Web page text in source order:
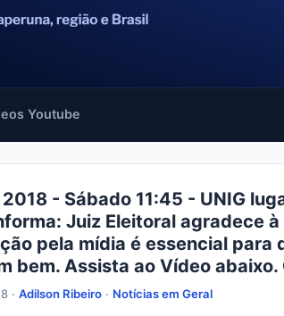
Youtube
- Sábado 11:45 - UNIG
Juiz Eleitoral agradece à
pela mídia é essencial para
bem. Assista ao Vídeo abaixo.
·Adilson Ribeiro · Notícias em Geral